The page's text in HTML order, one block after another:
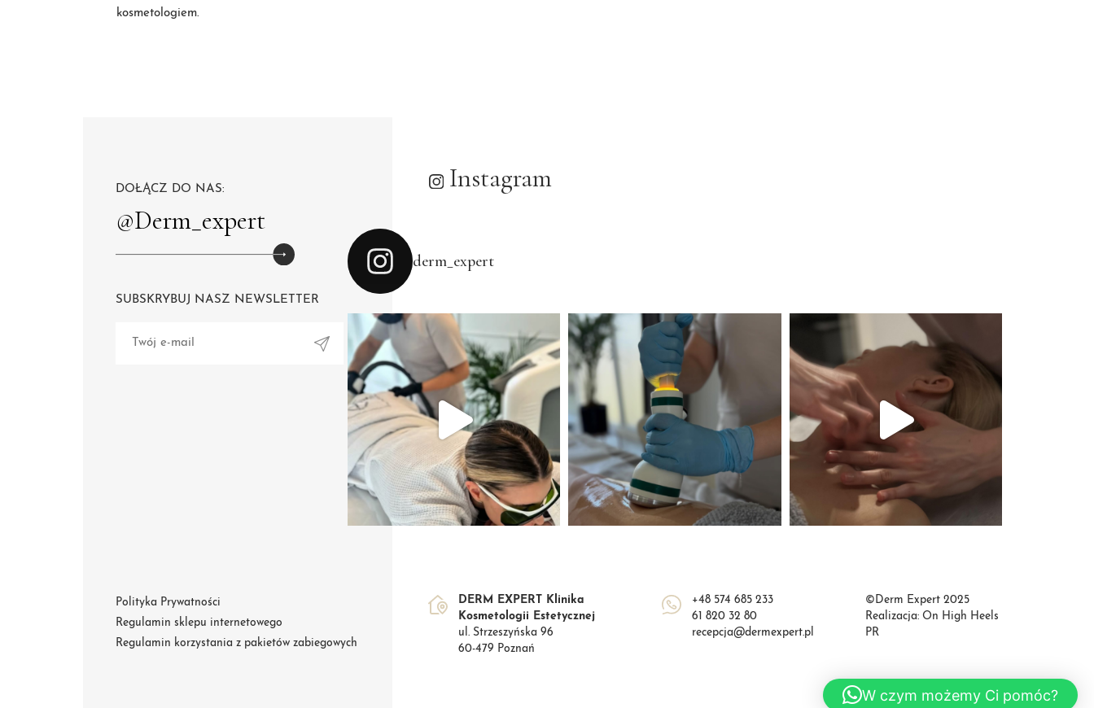
kosmetologiem.
DOŁĄCZ DO NAS:
@Derm_expert
SUBSKRYBUJ NASZ NEWSLETTER
Instagram
derm_expert
Polityka Prywatności
Regulamin sklepu internetowego
Regulamin korzystania z pakietów zabiegowych
DERM EXPERT Klinika
Kosmetologii Estetycznej
ul. Strzeszyńska 96
60-479 Poznań
+48 574 685 233
61 820 32 80
recepcja@dermexpert.pl
©Derm Expert 2025
Realizacja:On High Heels
PR
W czym możemy Ci pomóc?